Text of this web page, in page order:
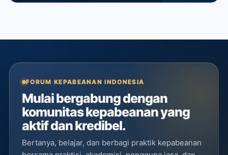
FORUM KEPABEANAN INDONESIA
Mulai bergabung dengan
komunitas kepabeanan yang
aktif dan kredibel.
Bertanya, belajar, dan berbagi praktik kepabeanan